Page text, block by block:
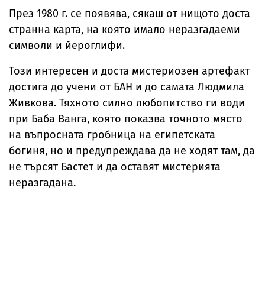
През 1980 г. се появява, сякаш от нищото доста
странна карта, на която имало неразгадаеми
символи и йероглифи.
Този интересен и доста мистериозен артефакт
достига до учени от БАН и до самата Людмила
Живкова. Тяхното силно любопитство ги води
при Баба Ванга, която показва точното място
на въпросната гробница на египетската
богиня, но и предупреждава да не ходят там, да
не търсят Бастет и да оставят мистерията
неразгадана.